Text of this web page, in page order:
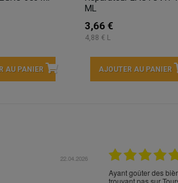
AU PANIER
ML
3,66 €
4,88 € L
AJOUTER AU PANIER
16.04.2026
emballage, mais transport
réactivité, sérieux